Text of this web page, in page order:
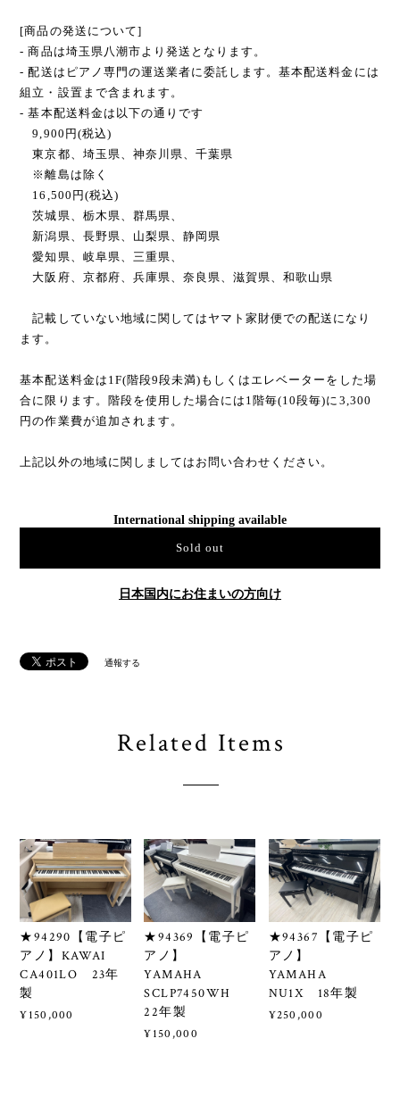
[商品の発送について]
- 商品は埼玉県八潮市より発送となります。
- 配送はピアノ専門の運送業者に委託します。基本配送料金には
組立・設置まで含まれます。
- 基本配送料金は以下の通りです
9,900円(税込)
東京都、埼玉県、神奈川県、千葉県
※離島は除く
16,500円(税込)
茨城県、栃木県、群馬県、
新潟県、長野県、山梨県、静岡県
愛知県、岐阜県、三重県、
大阪府、京都府、兵庫県、奈良県、滋賀県、和歌山県
記載していない地域に関してはヤマト家財便での配送になり
ます。
基本配送料金は1F(階段9段未満)もしくはエレベーターをした場
合に限ります。階段を使用した場合には1階毎(10段毎)に3,300
円の作業費が追加されます。
上記以外の地域に関しましてはお問い合わせください。
International shipping available
Sold out
日本国内にお住まいの方向け
通報する
Related Items
★94290【電子ピ
アノ】KAWAI
CA401LO 23年
製
¥150,000
★94369【電子ピ
アノ】
YAMAHA
SCLP7450WH
22年製
¥150,000
★94367【電子ピ
アノ】
YAMAHA
NU1X 18年製
¥250,000